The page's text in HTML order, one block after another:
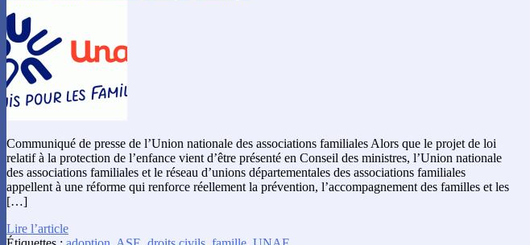
Communiqué de presse de l’Union nationale des associations familiales Alors que le projet de loi
relatif à la protection de l’enfance vient d’être présenté en Conseil des ministres, l’Union nationale
des associations familiales et le réseau d’unions départementales des associations familiales
appellent à une réforme qui renforce réellement la prévention, l’accompagnement des familles et les
[…]
Lire l’article